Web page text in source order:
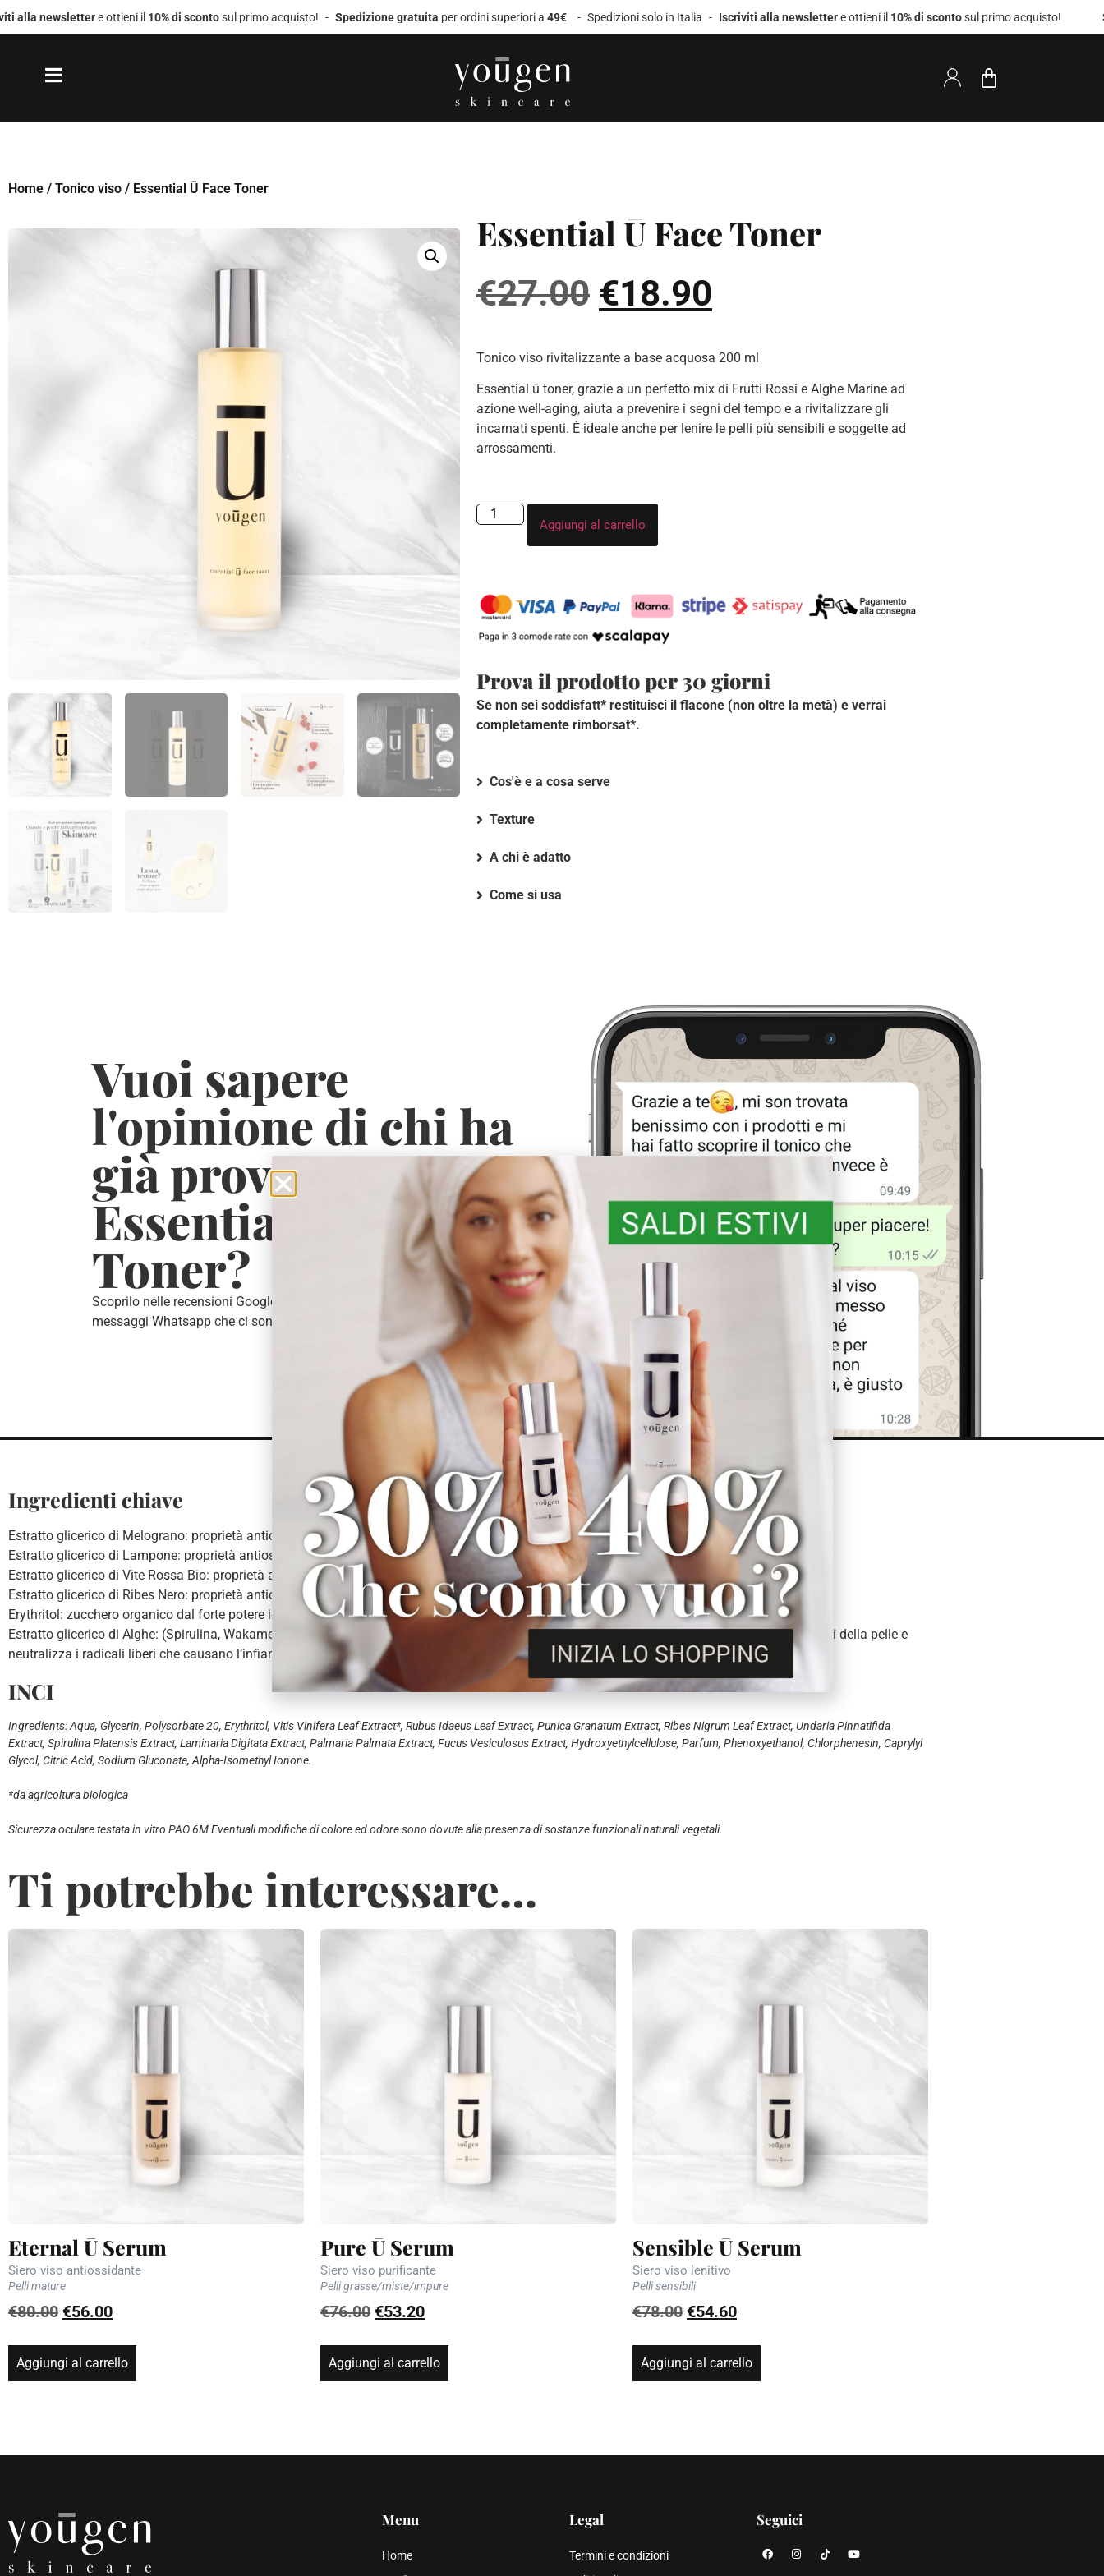
e ottieni il10% di scontosul primo acquisto! - Spedizione gratuitaper ordini superiori a49€ - Spedizioni solo in Italia - Iscriviti alla newslettere ottieni il10% di scontosul primo acquisto!
Home / Tonico viso / Essential Ū Face Toner
Essential Ū Face Toner
€27.00 €18.90
Tonico viso rivitalizzante a base acquosa 200 ml
Essential ū toner, grazie a un perfetto mix di Frutti Rossi e Alghe Marine ad
azione well-aging, aiuta a prevenire i segni del tempo e a rivitalizzare gli
incarnati spenti. È ideale anche per lenire le pelli più sensibili e soggette ad
arrossamenti.
Aggiungi al carrello
Prova il prodotto per 30 giorni
Se non sei soddisfatt* restituisci il flacone (non oltre la metà) e verrai
completamente rimborsat*.
Cos'è e a cosa serve
Texture
A chi è adatto
Come si usa
Vuoi sapere
l'opinione di chi ha
già provato
Essential Ū Face
Toner?
Scoprilo nelle recensioni Google e nei
messaggi Whatsapp che ci sono arrivati!
Ingredienti chiave
Estratto glicerico di Melograno: proprietà antiossidanti, elasticizzanti, rigeneranti.
Estratto glicerico di Lampone: proprietà antiossidanti, vitaminizzanti e antinfiammatorie.
Estratto glicerico di Vite Rossa Bio: proprietà astringenti, toniche, rinfrescanti.
Estratto glicerico di Ribes Nero: proprietà antiossidanti e toniche.
Erythritol: zucchero organico dal forte potere idratante e umettante.
Estratto glicerico di Alghe: (Spirulina, Wakame, Fucus, Laminaria digitata e Palmaria palmata) azione antinfiammatoria, idratante, ripara i danni della pelle e
neutralizza i radicali liberi che causano l’infiammazione e l’invecchiamento.
INCI
Ingredients: Aqua, Glycerin, Polysorbate 20, Erythritol, Vitis Vinifera Leaf Extract*, Rubus Idaeus Leaf Extract, Punica Granatum Extract, Ribes Nigrum Leaf Extract, Undaria Pinnatifida
Extract, Spirulina Platensis Extract, Laminaria Digitata Extract, Palmaria Palmata Extract, Fucus Vesiculosus Extract, Hydroxyethylcellulose, Parfum, Phenoxyethanol, Chlorphenesin, Caprylyl
Glycol, Citric Acid, Sodium Gluconate, Alpha-Isomethyl Ionone.
*da agricoltura biologica
Sicurezza oculare testata in vitro PAO 6M Eventuali modifiche di colore ed odore sono dovute alla presenza di sostanze funzionali naturali vegetali.
Ti potrebbe interessare…
Eternal Ū Serum
Siero viso antiossidante
Pelli mature
€80.00 €56.00
Aggiungi al carrello
Pure Ū Serum
Siero viso purificante
Pelli grasse/miste/impure
€76.00 €53.20
Aggiungi al carrello
Sensible Ū Serum
Siero viso lenitivo
Pelli sensibili
€78.00 €54.60
Aggiungi al carrello
Menu
Home
Legal
Termini e condizioni
Seguici